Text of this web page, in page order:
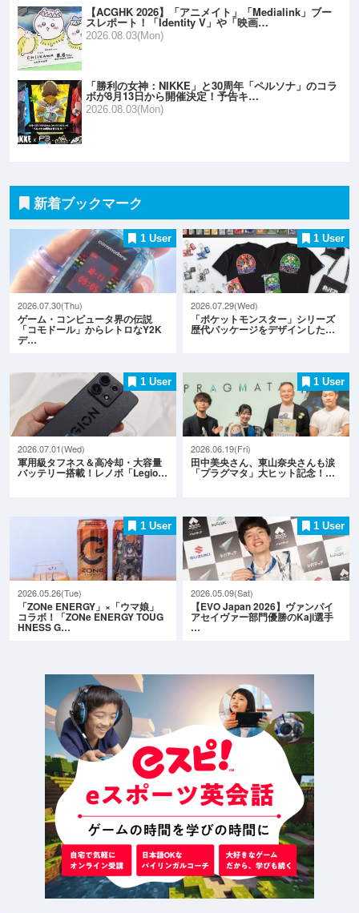
【ACGHK 2026】「アニメイト」「Medialink」ブー
スレポート！「Identity V」や「映画…
2026.08.03(Mon)
「勝利の女神：NIKKE」と30周年「ペルソナ」のコラ
ボが8月13日から開催決定！予告キ…
2026.08.03(Mon)
新着ブックマーク
1 User
2026.07.30(Thu)
ゲーム・コンピュータ界の伝説
「コモドール」からレトロなY2K
デ…
1 User
2026.07.29(Wed)
「ポケットモンスター」シリーズ
歴代パッケージをデザインした…
1 User
2026.07.01(Wed)
軍用級タフネス＆高冷却・大容量
バッテリー搭載！レノボ「Legio…
1 User
2026.06.19(Fri)
田中美央さん、東山奈央さんも涙
「プラグマタ」大ヒット記念！…
1 User
2026.05.26(Tue)
「ZONe ENERGY」×「ウマ娘」
コラボ！「ZONe ENERGY TOUG
HNESS G…
1 User
2026.05.09(Sat)
【EVO Japan 2026】ヴァンパイ
アセイヴァー部門優勝のKaji選手
…